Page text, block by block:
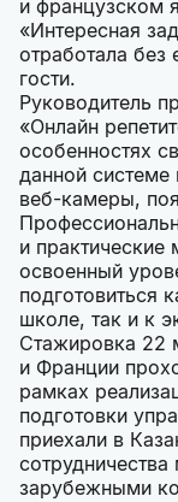
и французском
«Интересная
отработала без
гости.
Руководитель
«Онлайн
особенностях
данной
веб-камеры,
и
освоенный
подготовиться
школе, так и к
Стажировка 22
и Франции
рамках
подготовки
приехали в
зарубежными